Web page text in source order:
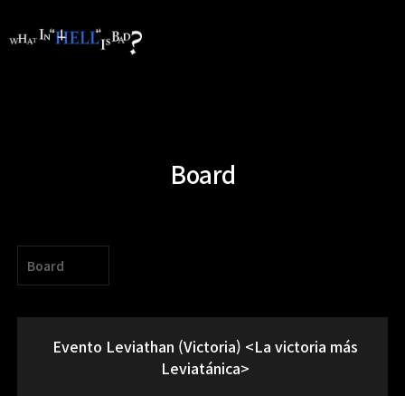
Board
Board
Evento Leviathan (Victoria) <La victoria más
Leviatánica>